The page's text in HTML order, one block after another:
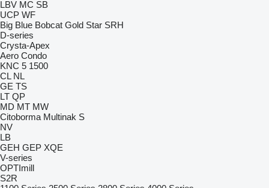
LBV MC SB
UCP WF
Big Blue Bobcat Gold Star SRH
D-series
Crysta-Apex
Aero Condo
KNC 5 1500
CL NL
GE TS
LT QP
MD MT MW
Citoborma Multinak S
NV
LB
GEH GEP XQE
V-series
OPTImill
S2R